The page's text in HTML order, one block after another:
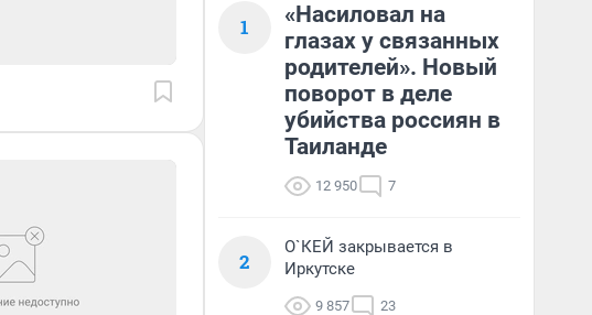
1
«Насиловал на
глазах у связанных
родителей». Новый
поворот в деле
убийства россиян в
Таиланде
12 950 7
2
О`КЕЙ закрывается в
Иркутске
9 857 23